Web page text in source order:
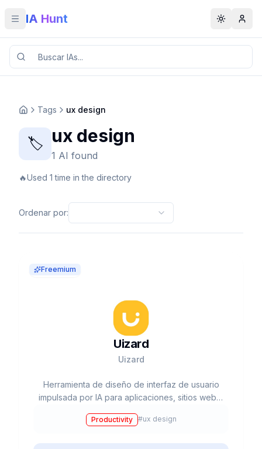
Toggle menu
IA Hunt Toggle
Tags ux design
🏷️ ux design
1 AI found
🔥Used 1 time in the directory
Ordenar por:
Freemium
Uizard
Uizard
Herramienta de diseño de interfaz de usuario
impulsada por IA para aplicaciones, sitios web y
Productivity #ux design